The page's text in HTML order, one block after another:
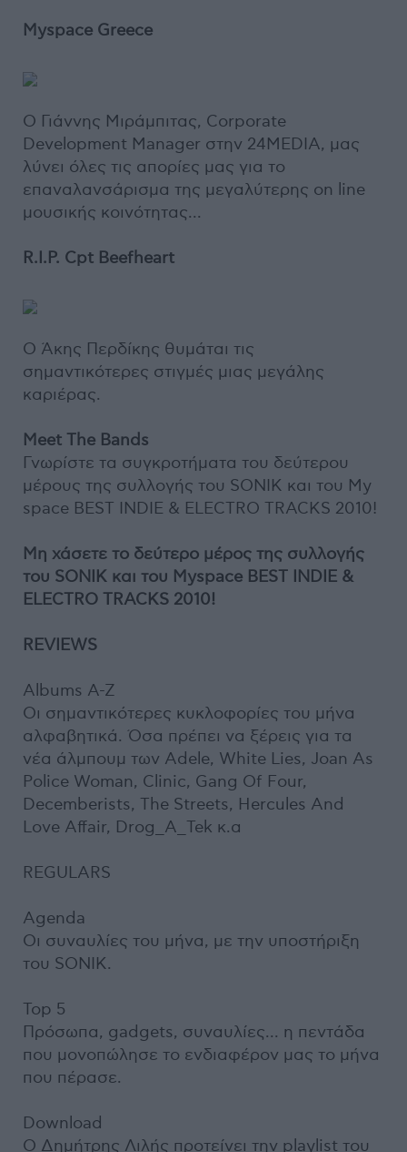
Μyspace Greece
O Γιάννης Μιράμπιτας, Corporate
Development Manager στην 24MEDIA, μας
λύνει όλες τις απορίες μας για το
επαναλανσάρισμα της μεγαλύτερης on line
μουσικής κοινότητας...
R.I.P. Cpt Beefheart
O Άκης Περδίκης θυμάται τις
σημαντικότερες στιγμές μιας μεγάλης
καριέρας.
Meet The Bands
Γνωρίστε τα συγκροτήματα του δεύτερου
μέρους της συλλογής του SONIK και του My
space BEST INDIE & ELECTRO TRACKS 2010!
Mη χάσετε το δεύτερο μέρος της συλλογής
του SONIK και του Myspace BEST INDIE &
ELECTRO TRACKS 2010!
REVIEWS
Albums A-Z
Οι σημαντικότερες κυκλοφορίες του μήνα
αλφαβητικά. Όσα πρέπει να ξέρεις για τα
νέα άλμπουμ των Adele, White Lies, Joan As
Police Woman, Clinic, Gang Of Four,
Decemberists, The Streets, Hercules And
Love Affair, Drog_A_Tek κ.α
REGULARS
Agenda
Οι συναυλίες του μήνα, με την υποστήριξη
του SONIK.
Top 5
Πρόσωπα, gadgets, συναυλίες... η πεντάδα
που μονοπώλησε το ενδιαφέρον μας το μήνα
που πέρασε.
Download
Ο Δημήτρης Λιλής προτείνει την playlist του